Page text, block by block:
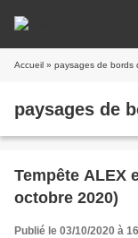
Accueil » paysages de bords
paysages de
Tempête ALEX en
octobre 2020)
Publié le 03/10/2020 à